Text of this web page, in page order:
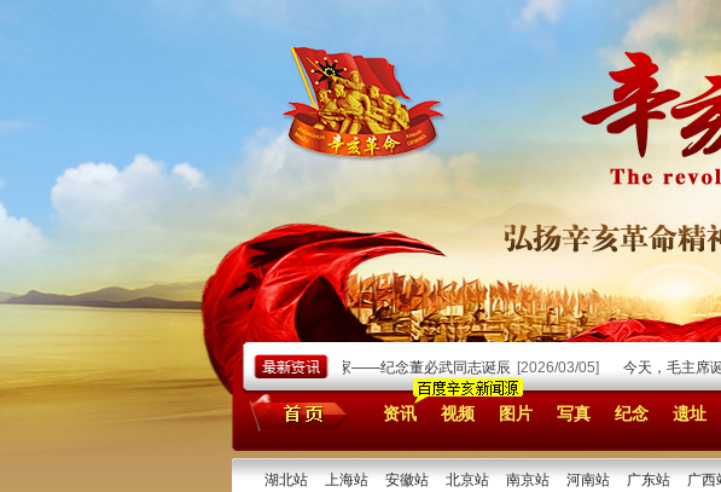
03/12] 无限忠诚于党和人民的无产阶级革命家——纪念董必武同志诞辰 [2026/03/05] 今天，毛主席诞辰
资讯 视频 图片 写真 纪念 遗址
湖北站 上海站 安徽站 北京站 南京站 河南站 广东站 广西